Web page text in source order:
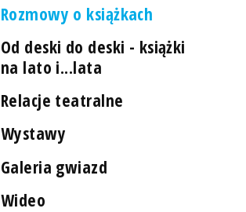
Rozmowy o książkach
Od deski do deski - książki
na lato i...lata
Relacje teatralne
Wystawy
Galeria gwiazd
Wideo